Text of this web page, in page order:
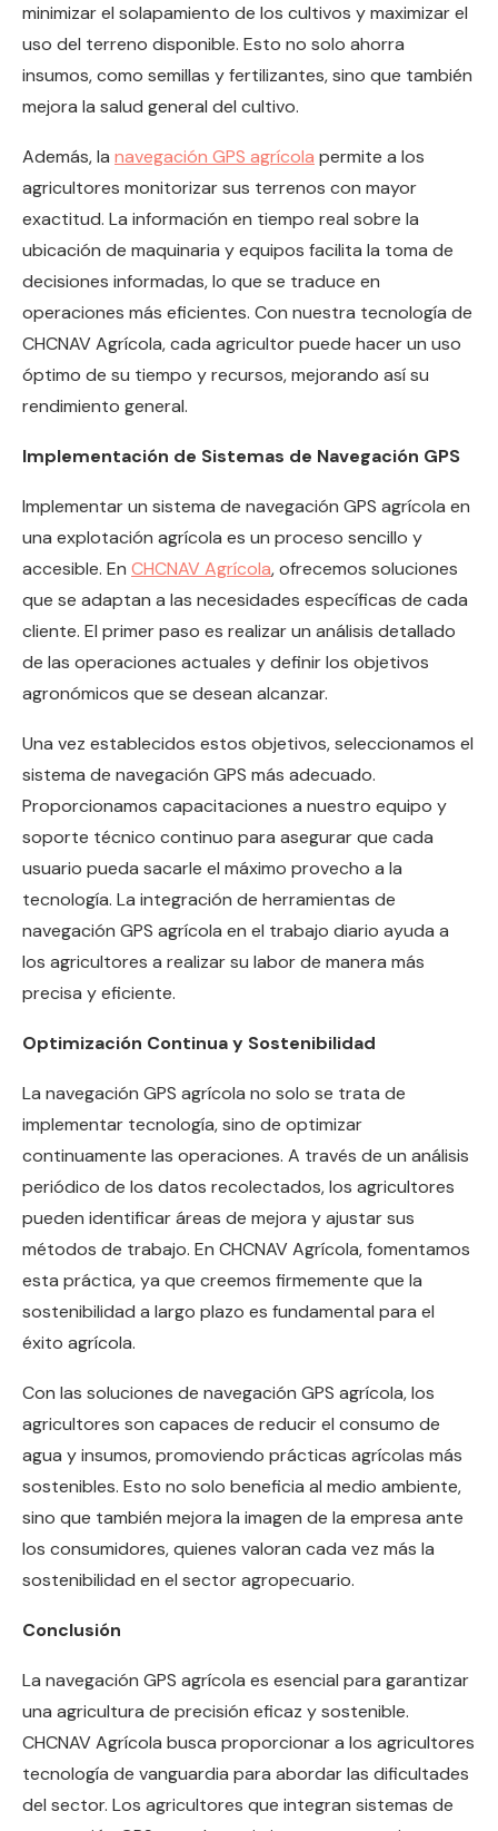
minimizar el solapamiento de los cultivos y maximizar el
uso del terreno disponible. Esto no solo ahorra
insumos, como semillas y fertilizantes, sino que también
mejora la salud general del cultivo.
Además, la navegación GPS agrícola permite a los
agricultores monitorizar sus terrenos con mayor
exactitud. La información en tiempo real sobre la
ubicación de maquinaria y equipos facilita la toma de
decisiones informadas, lo que se traduce en
operaciones más eficientes. Con nuestra tecnología de
CHCNAV Agrícola, cada agricultor puede hacer un uso
óptimo de su tiempo y recursos, mejorando así su
rendimiento general.
Implementación de Sistemas de Navegación GPS
Implementar un sistema de navegación GPS agrícola en
una explotación agrícola es un proceso sencillo y
accesible. En CHCNAV Agrícola, ofrecemos soluciones
que se adaptan a las necesidades específicas de cada
cliente. El primer paso es realizar un análisis detallado
de las operaciones actuales y definir los objetivos
agronómicos que se desean alcanzar.
Una vez establecidos estos objetivos, seleccionamos el
sistema de navegación GPS más adecuado.
Proporcionamos capacitaciones a nuestro equipo y
soporte técnico continuo para asegurar que cada
usuario pueda sacarle el máximo provecho a la
tecnología. La integración de herramientas de
navegación GPS agrícola en el trabajo diario ayuda a
los agricultores a realizar su labor de manera más
precisa y eficiente.
Optimización Continua y Sostenibilidad
La navegación GPS agrícola no solo se trata de
implementar tecnología, sino de optimizar
continuamente las operaciones. A través de un análisis
periódico de los datos recolectados, los agricultores
pueden identificar áreas de mejora y ajustar sus
métodos de trabajo. En CHCNAV Agrícola, fomentamos
esta práctica, ya que creemos firmemente que la
sostenibilidad a largo plazo es fundamental para el
éxito agrícola.
Con las soluciones de navegación GPS agrícola, los
agricultores son capaces de reducir el consumo de
agua y insumos, promoviendo prácticas agrícolas más
sostenibles. Esto no solo beneficia al medio ambiente,
sino que también mejora la imagen de la empresa ante
los consumidores, quienes valoran cada vez más la
sostenibilidad en el sector agropecuario.
Conclusión
La navegación GPS agrícola es esencial para garantizar
una agricultura de precisión eficaz y sostenible.
CHCNAV Agrícola busca proporcionar a los agricultores
tecnología de vanguardia para abordar las dificultades
del sector. Los agricultores que integran sistemas de